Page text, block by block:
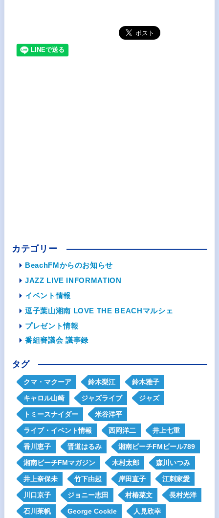
カテゴリー
BeachFMからのお知らせ
JAZZ LIVE INFORMATION
イベント情報
逗子葉山湘南 LOVE THE BEACHマルシェ
プレゼント情報
番組審議会 議事録
タグ
クマ・マクーア 鈴木梨江 鈴木雅子
キャロル山崎 ジャズライブ ジャズ
トミースナイダー 米谷洋平
ライブ・イベント情報 西岡洋二 井上七重
香川恵子 晋道はるみ 湘南ビーチFMビール789
湘南ビーチFMマガジン 木村太郎 森川いつみ
井上奈保未 竹下由起 岸田直子 江刺家愛
川口京子 ジョニー志田 村椿菜文 長村光洋
石川茱帆 George Cockle 人見欣幸